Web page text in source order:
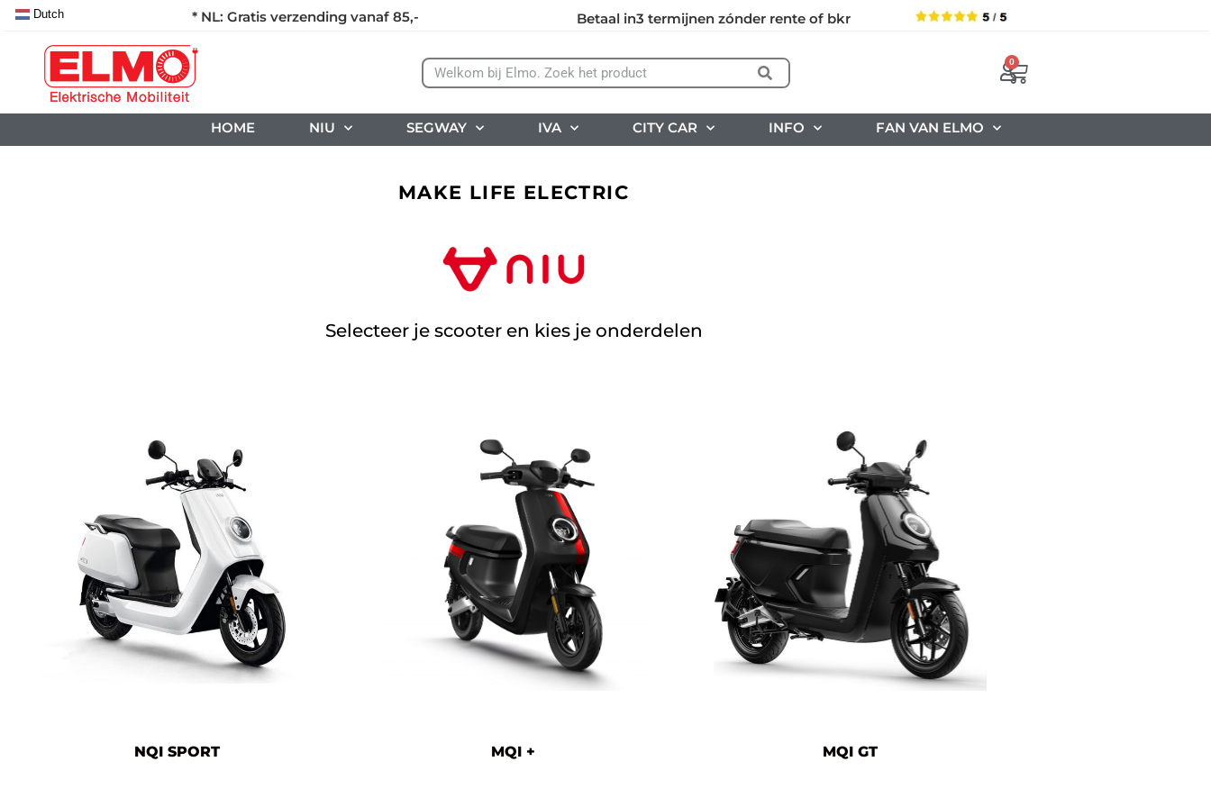
* NL: Gratis verzending vanaf 85,- Betaal in3 termijnen zónder rente of bkr
Dutch
0
HOME NIU SEGWAY IVA CITY CAR INFO FAN VAN ELMO
MAKE LIFE ELECTRIC
Selecteer je scooter en kies je onderdelen
NQI SPORT MQI + MQI GT